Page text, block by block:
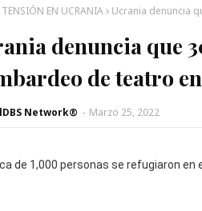
TENSIÓN EN UCRANIA Ucrania denuncia
denuncia que
de teatro
Network® - Marzo 25, 2022